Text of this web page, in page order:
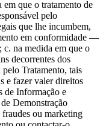
que o tratamento de
pelo
que lhe incumbem,
em conformidade —
c. na medida em que o
decorrentes dos
Tratamento, tais
e fazer valer direitos
de Informação e
Demonstração
fraudes ou marketing